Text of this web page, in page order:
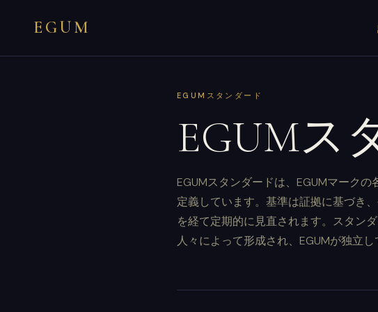
EGUM
EGUMスタンダード
EGUMス
EGUMスタンダードは、EGUMマーク
定義しています。基準は証拠に基づき
を経て定期的に見直されます。スタン
人々によって形成され、EGUMが独立し